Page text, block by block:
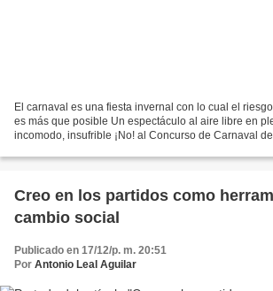
El carnaval es una fiesta invernal con lo cual el
es más que posible Un espectáculo al aire libre en
incomodo, insufrible ¡No! al Concurso de Carnaval
Creo en los partidos como
cambio social
Publicado en 17/12/p. m. 20:51
Por Antonio Leal Aguilar